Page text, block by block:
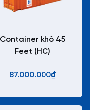
Container khô 45
Feet (HC)
87.000.000₫